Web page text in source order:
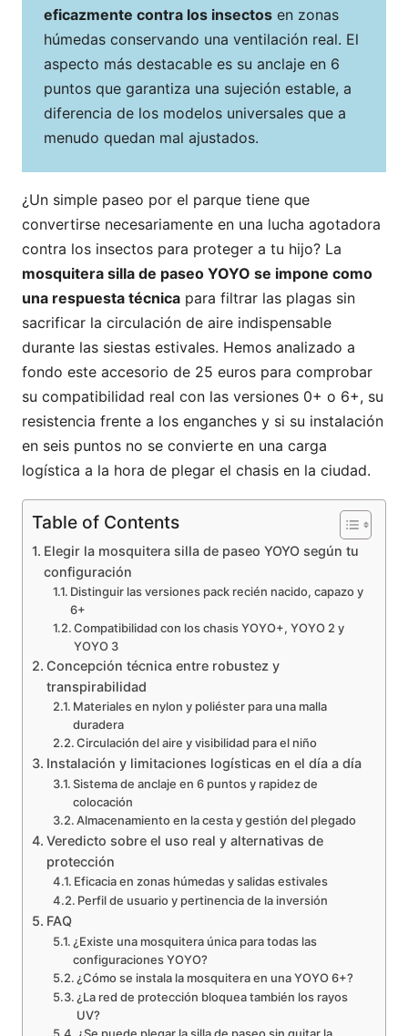
eficazmente contra los insectos en zonas
húmedas conservando una ventilación real. El
aspecto más destacable es su anclaje en 6
puntos que garantiza una sujeción estable, a
diferencia de los modelos universales que a
menudo quedan mal ajustados.
¿Un simple paseo por el parque tiene que
convertirse necesariamente en una lucha agotadora
contra los insectos para proteger a tu hijo? La
mosquitera silla de paseo YOYO se impone como
una respuesta técnica para filtrar las plagas sin
sacrificar la circulación de aire indispensable
durante las siestas estivales. Hemos analizado a
fondo este accesorio de 25 euros para comprobar
su compatibilidad real con las versiones 0+ o 6+, su
resistencia frente a los enganches y si su instalación
en seis puntos no se convierte en una carga
logística a la hora de plegar el chasis en la ciudad.
Table of Contents
Elegir la mosquitera silla de paseo YOYO según tu
configuración
Distinguir las versiones pack recién nacido, capazo y
6+
Compatibilidad con los chasis YOYO+, YOYO 2 y
YOYO 3
Concepción técnica entre robustez y
transpirabilidad
Materiales en nylon y poliéster para una malla
duradera
Circulación del aire y visibilidad para el niño
Instalación y limitaciones logísticas en el día a día
Sistema de anclaje en 6 puntos y rapidez de
colocación
Almacenamiento en la cesta y gestión del plegado
Veredicto sobre el uso real y alternativas de
protección
Eficacia en zonas húmedas y salidas estivales
Perfil de usuario y pertinencia de la inversión
FAQ
¿Existe una mosquitera única para todas las
configuraciones YOYO?
¿Cómo se instala la mosquitera en una YOYO 6+?
¿La red de protección bloquea también los rayos
UV?